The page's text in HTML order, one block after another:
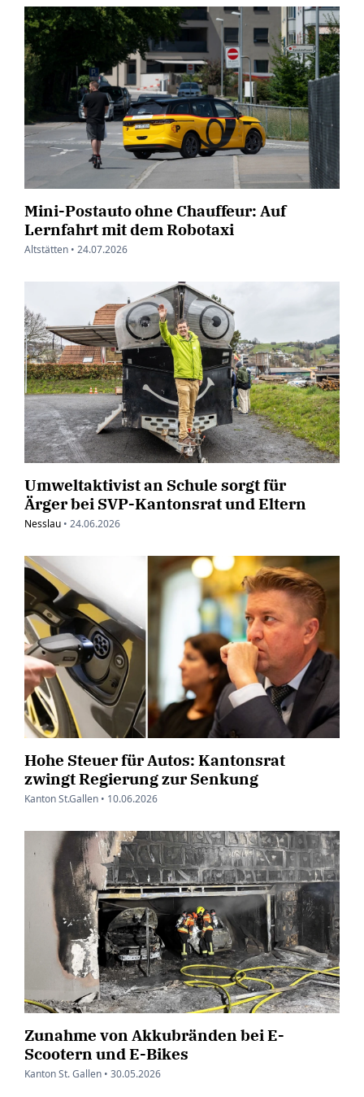
Mini-Postauto ohne Chauffeur: Auf
Lernfahrt mit dem Robotaxi
Altstätten • 24.07.2026
Umweltaktivist an Schule sorgt für
Ärger bei SVP-Kantonsrat und Eltern
Nesslau • 24.06.2026
Hohe Steuer für Autos: Kantonsrat
zwingt Regierung zur Senkung
Kanton St.Gallen • 10.06.2026
Zunahme von Akkubränden bei E-
Scootern und E-Bikes
Kanton St. Gallen • 30.05.2026